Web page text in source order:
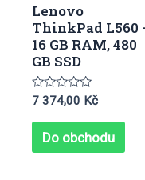
Lenovo
ThinkPad L560
16 GB RAM, 480
GB SSD
Hodnocení
z
7 374,00 Kč
Do obchodu